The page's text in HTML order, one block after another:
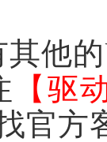
其他
【驱
官方